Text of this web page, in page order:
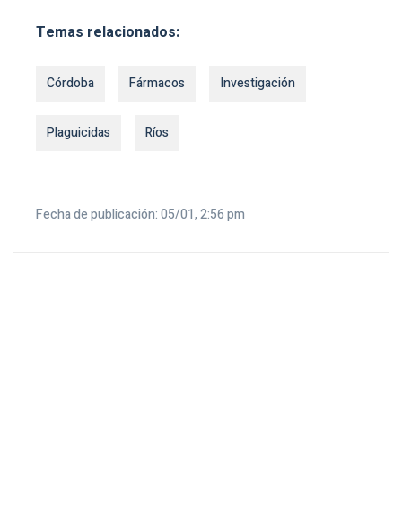
Temas relacionados:
Córdoba Fármacos Investigación
Plaguicidas Ríos
Fecha de publicación: 05/01, 2:56 pm